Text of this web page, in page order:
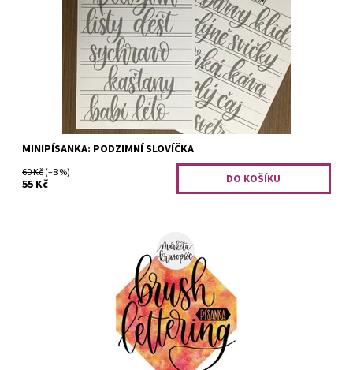
Na dotaz
1200
MINIPÍSANKA: PODZIMNÍ SLOVÍČKA
60 Kč(–8 %)
55 Kč
Písanka obsahuje pár úvodních slov, tipů a rad. Můžete si
obtáhnout a sami psát základní tahy, písmena i celá slova.
Nechybí ani prostor pro...
Na dotaz